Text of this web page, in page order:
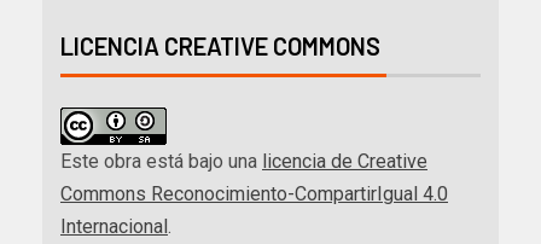
LICENCIA CREATIVE COMMONS
Este obra está bajo una licencia de Creative
Commons Reconocimiento-CompartirIgual 4.0
Internacional .